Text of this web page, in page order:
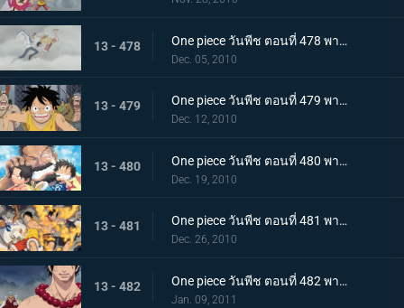
13 - 478 One piece วันพีช ตอนที่ 478 พากย์ไทย เพื่อคำสัญญา!! การปะทะของ ลูฟี่ กับ โคบี้
Dec. 05, 2010
13 - 479 One piece วันพีช ตอนที่ 479 พากย์ไทย แท่นประหารอยู่แค่เอื้อม! ทางไปหาเอสเปิดออกแล้ว!!
Dec. 12, 2010
13 - 480 One piece วันพีช ตอนที่ 480 พากย์ไทย บนเส้นทางที่แตกต่างกัน! ลูฟี่ ปะทะ การ์ป
Dec. 19, 2010
13 - 481 One piece วันพีช ตอนที่ 481 พากย์ไทย ช่วยเอสสำเร็จ!!! คำสั่งสุดท้ายของหนวดขาว!
Dec. 26, 2010
13 - 482 One piece วันพีช ตอนที่ 482 พากย์ไทย พลังที่แผดเผาได้แม้แต่ไฟ การไล่ล่าอย่างโหดเหี้ยมของอาคาอินุ
Jan. 09, 2011